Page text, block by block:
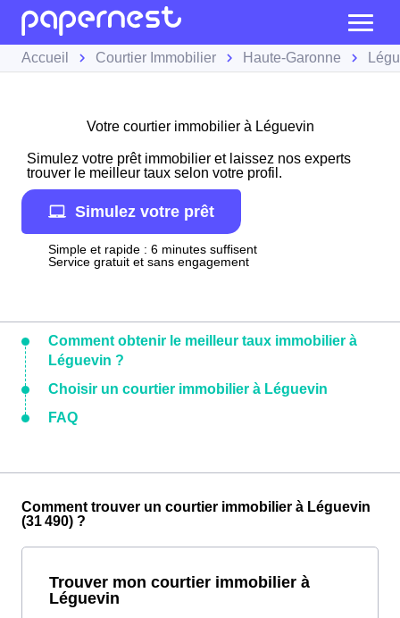
Accueil Courtier Immobilier Haute-Garonne
Votre courtier immobilier à Léguevin
Simulez votre prêt immobilier et laissez nos experts
trouver le meilleur taux selon votre profil.
Simulez votre prêt
Simple et rapide : 6 minutes suffisent
Service gratuit et sans engagement
Comment obtenir le meilleur taux immobilier à
Léguevin ?
Choisir un courtier immobilier à Léguevin
FAQ
Comment trouver un courtier immobilier à Léguevin
(31 490) ?
Trouver mon courtier immobilier à
Léguevin